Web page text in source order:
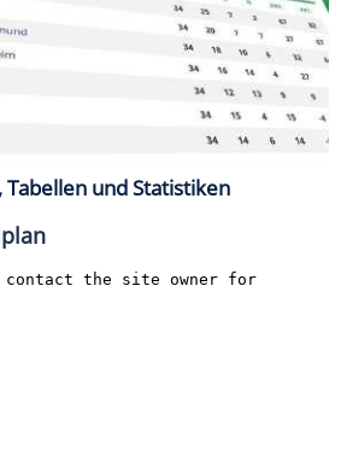
und Statistiken